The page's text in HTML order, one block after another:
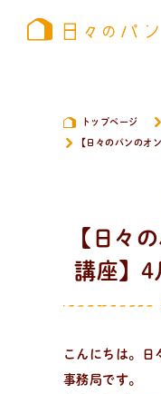
トップページ
【日々のパンのオ
【日々
講座】4
こんにちは。日
事務局です。